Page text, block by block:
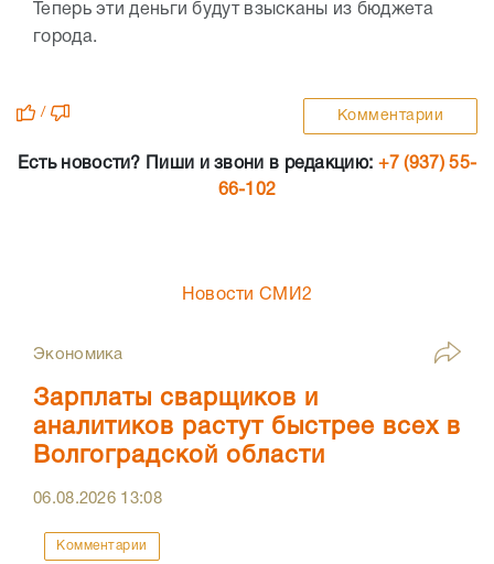
Теперь эти деньги будут взысканы из бюджета
города.
/ Комментарии
Есть новости? Пиши и звони в редакцию: +7 (937) 55-
66-102
Новости СМИ2
Экономика
Зарплаты сварщиков и
аналитиков растут быстрее всех в
Волгоградской области
06.08.2026 13:08
Комментарии